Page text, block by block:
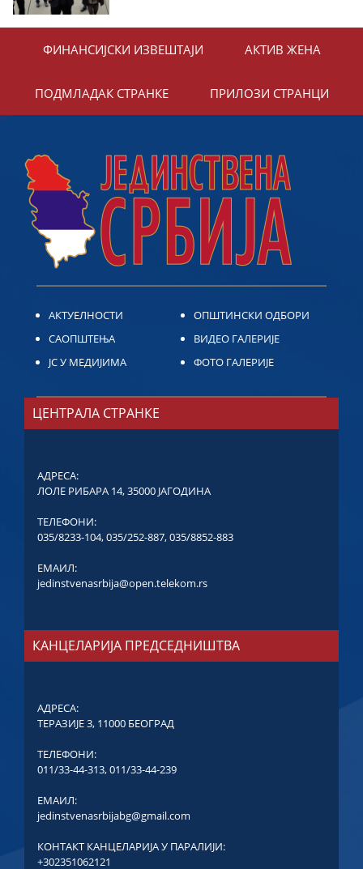
ФИНАНСИЈСКИ ИЗВЕШТАЈИ АКТИВ ЖЕНА
ПОДМЛАДАК СТРАНКЕ ПРИЛОЗИ СТРАНЦИ
АКТУЕЛНОСТИ
САОПШТЕЊА
ЈС У МЕДИЈИМА
ОПШТИНСКИ ОДБОРИ
ВИДЕО ГАЛЕРИЈЕ
ФОТО ГАЛЕРИЈЕ
ЦЕНТРАЛА СТРАНКЕ
АДРЕСА:
ЛОЛЕ РИБАРА 14, 35000 ЈАГОДИНА
ТЕЛЕФОНИ:
035/8233-104,035/252-887,035/8852-883
ЕМАИЛ:
jedinstvenasrbija@open.telekom.rs
КАНЦЕЛАРИЈА ПРЕДСЕДНИШТВА
АДРЕСА:
ТЕРАЗИЈЕ 3, 11000 БЕОГРАД
ТЕЛЕФОНИ:
011/33-44-313,011/33-44-239
ЕМАИЛ:
jedinstvenasrbijabg@gmail.com
КОНТАКТ КАНЦЕЛАРИЈА У ПАРАЛИЈИ:
+302351062121